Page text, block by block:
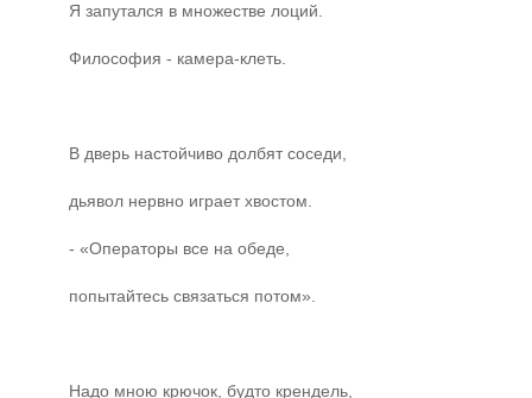
Я запутался в множестве лоций.
Философия - камера-клеть.
В дверь настойчиво долбят соседи,
дьявол нервно играет хвостом.
- «Операторы все на обеде,
попытайтесь связаться потом».
Надо мною крючок, будто крендель,